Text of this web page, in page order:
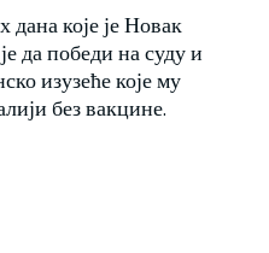
дана које је Новак
да победи на суду и
изузеће које му
без вакцине.